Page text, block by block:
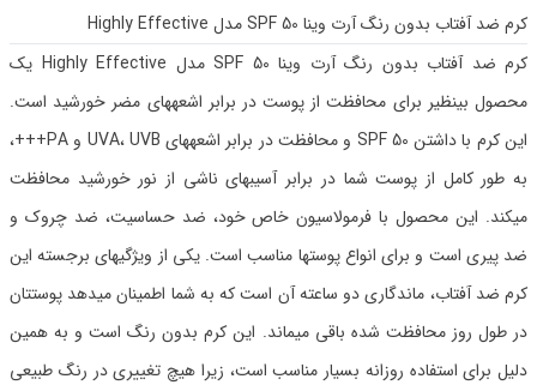
کرم ضد آفتاب بدون رنگ آرت وینا SPF 50 مدل Highly Effective ‌
کرم ضد آفتاب بدون رنگ آرت وینا SPF 50 مدل Highly Effective یک
محصول بینظیر برای محافظت از پوست در برابر اشعههای مضر خورشید است.
این کرم با داشتن SPF 50 و محافظت در برابر اشعههای UVA، UVB و PA+++،
به طور کامل از پوست شما در برابر آسیبهای ناشی از نور خورشید محافظت
میکند. این محصول با فرمولاسیون خاص خود، ضد حساسیت، ضد چروک و
ضد پیری است و برای انواع پوستها مناسب است. یکی از ویژگیهای برجسته این
کرم ضد آفتاب، ماندگاری دو ساعته آن است که به شما اطمینان میدهد پوستتان
در طول روز محافظت شده باقی میماند. این کرم بدون رنگ است و به همین
دلیل برای استفاده روزانه بسیار مناسب است، زیرا هیچ تغییری در رنگ طبیعی